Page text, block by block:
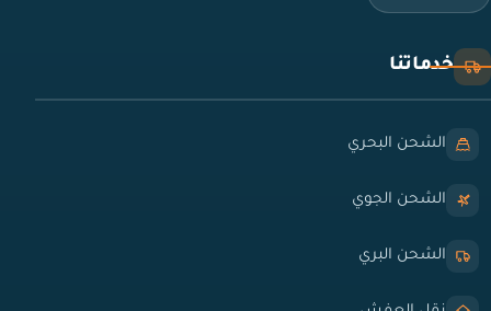
خدماتنا
الشحن البحري
الشحن الجوي
الشحن البري